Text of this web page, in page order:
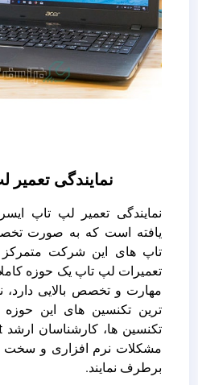
نمایندگی تعمیر
نمایندگی تعمیر لپ تاپ
یافته است که به صورت
تاپ های این شرکت
تعمیرات لپ تاپ یک حوزه
مهارت و تخصص بالایی دارد،
ترین تکنسین های این
مشکلات نرم افزاری و سخت
برطرف نمایند.